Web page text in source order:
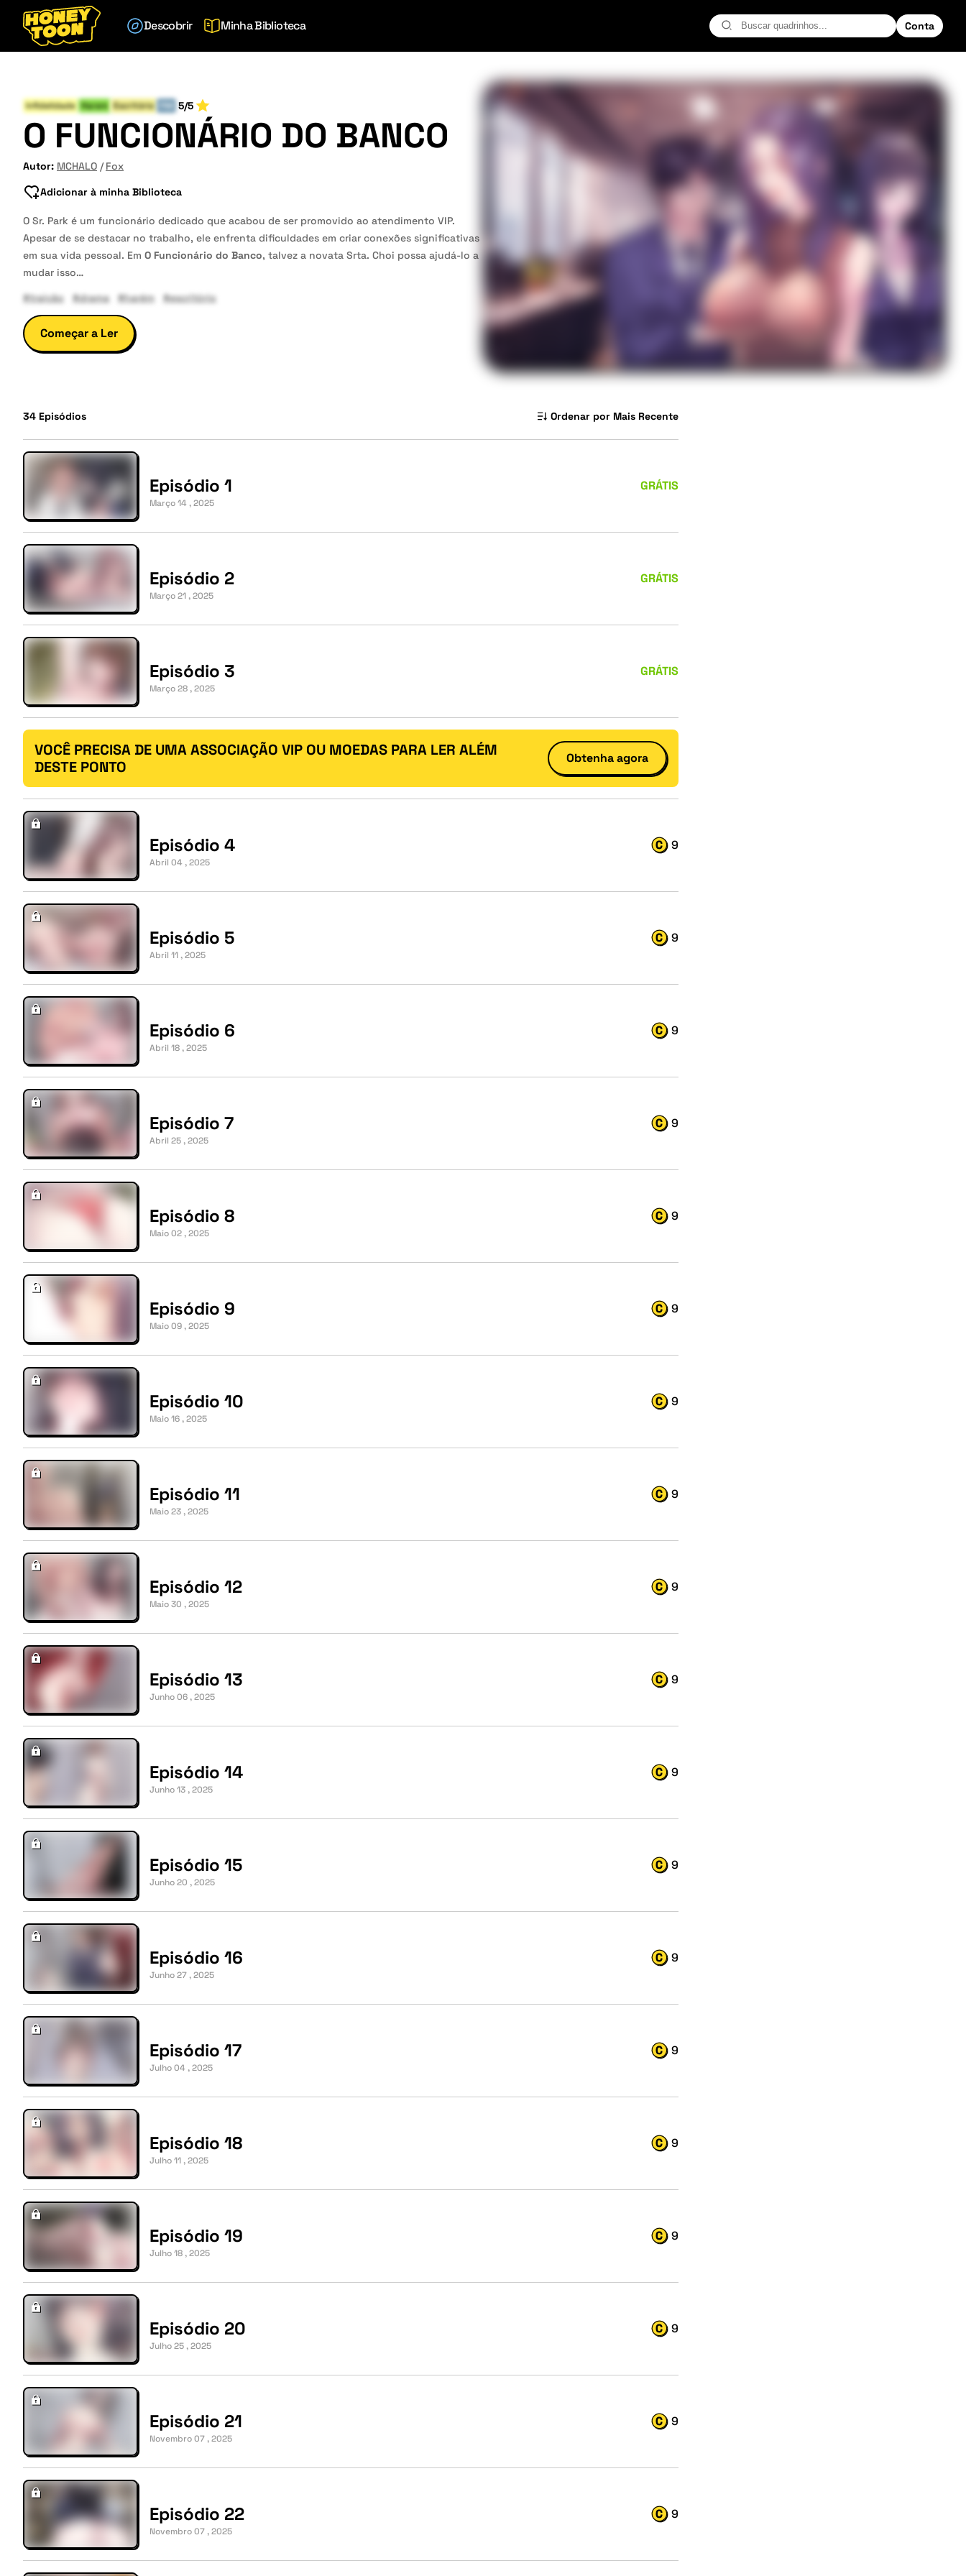
Conta
Descobrir Minha Biblioteca
Infidelidade Harem Escritório 5/5
O FUNCIONÁRIO DO BANCO
Autor: MCHALO
Fox
Adicionar à minha Biblioteca
O Sr. Park é um funcionário dedicado que acabou de ser promovido ao atendimento VIP.
Apesar de se destacar no trabalho, ele enfrenta dificuldades em criar conexões significativas
em sua vida pessoal. Em O Funcionário do Banco, talvez a novata Srta. Choi possa ajudá-lo a
mudar isso…
#traição
#drama #harém #escritório
Começar a Ler
34 Episódios Ordenar por Mais Recente
Episódio 1
Março 14 , 2025
GRÁTIS
Episódio 2
Março 21 , 2025
GRÁTIS
Episódio 3
Março 28 , 2025
GRÁTIS
VOCÊ PRECISA DE UMA ASSOCIAÇÃO VIP OU MOEDAS PARA LER ALÉM
DESTE PONTO
Obtenha agora
Episódio 4
Abril 04 , 2025
9
Episódio 5
Abril 11 , 2025
9
Episódio 6
Abril 18 , 2025
9
Episódio 7
Abril 25 , 2025
9
Episódio 8
Maio 02 , 2025
9
Episódio 9
Maio 09 , 2025
9
Episódio 10
Maio 16 , 2025
9
Episódio 11
Maio 23 , 2025
9
Episódio 12
Maio 30 , 2025
9
Episódio 13
Junho 06 , 2025
9
Episódio 14
Junho 13 , 2025
9
Episódio 15
Junho 20 , 2025
9
Episódio 16
Junho 27 , 2025
9
Episódio 17
Julho 04 , 2025
9
Episódio 18
Julho 11 , 2025
9
Episódio 19
Julho 18 , 2025
9
Episódio 20
Julho 25 , 2025
9
Episódio 21
Novembro 07 , 2025
9
Episódio 22
Novembro 07 , 2025
9